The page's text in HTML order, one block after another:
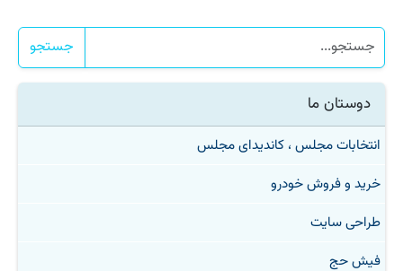
جستجو
دوستان ما
انتخابات مجلس ، کاندیدای مجلس
خرید و فروش خودرو
طراحی سایت
فیش حج